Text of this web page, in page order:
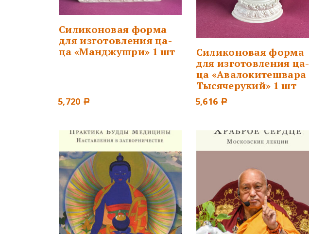
Силиконовая форма
для изготовления ца-
ца «Манджушри» 1 шт
5,720 Р
Силиконовая форма
для изготовления ца-
ца «Авалокитешвара
Тысячерукий» 1 шт
5,616 Р